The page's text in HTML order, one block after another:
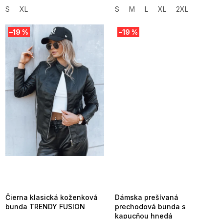
S XL S M L XL 2XL
–19 %
Čierna klasická koženková
bunda TRENDY FUSION
–19 %
Dámska prešívaná
prechodová bunda s
kapucňou hnedá